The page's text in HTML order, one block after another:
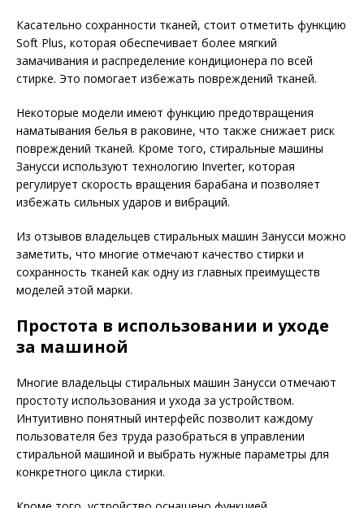
Касательно сохранности тканей, стоит отметить функцию
Soft Plus, которая обеспечивает более мягкий
замачивания и распределение кондиционера по всей
стирке. Это помогает избежать повреждений тканей.
Некоторые модели имеют функцию предотвращения
наматывания белья в раковине, что также снижает риск
повреждений тканей. Кроме того, стиральные машины
Занусси используют технологию Inverter, которая
регулирует скорость вращения барабана и позволяет
избежать сильных ударов и вибраций.
Из отзывов владельцев стиральных машин Занусси можно
заметить, что многие отмечают качество стирки и
сохранность тканей как одну из главных преимуществ
моделей этой марки.
Простота в использовании и уходе
за машиной
Многие владельцы стиральных машин Занусси отмечают
простоту использования и ухода за устройством.
Интуитивно понятный интерфейс позволит каждому
пользователя без труда разобраться в управлении
стиральной машиной и выбрать нужные параметры для
конкретного цикла стирки.